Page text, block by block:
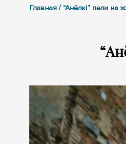
Главная / “Анёлкі” пели на